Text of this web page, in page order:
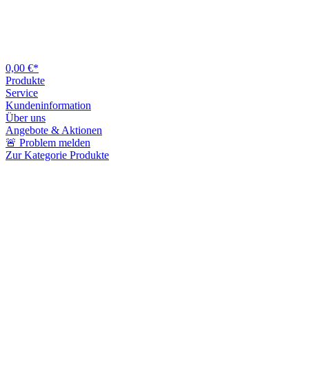
0,00 €*
Produkte
Service
Kundeninformation
Über uns
Angebote & Aktionen
🚨 Problem melden
Zur Kategorie Produkte